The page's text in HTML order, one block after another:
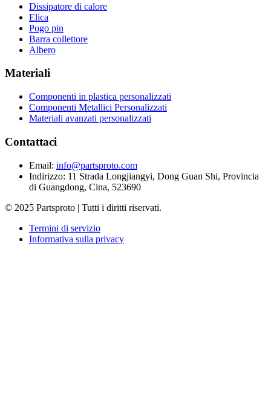
Dissipatore di calore
Elica
Pogo pin
Barra collettore
Albero
Materiali
Componenti in plastica personalizzati
Componenti Metallici Personalizzati
Materiali avanzati personalizzati
Contattaci
Email: info@partsproto.com
Indirizzo: 11 Strada Longjiangyi, Dong Guan Shi, Provincia
di Guangdong, Cina, 523690
© 2025 Partsproto | Tutti i diritti riservati.
Termini di servizio
Informativa sulla privacy